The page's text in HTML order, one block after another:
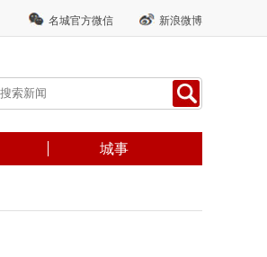
名城官方微信 新浪微博
城事